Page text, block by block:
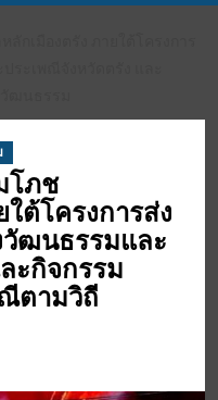
โภช
ต้โครงการส่ง
วัฒนธรรมและ
ะกิจกรรม
ตามวิถี